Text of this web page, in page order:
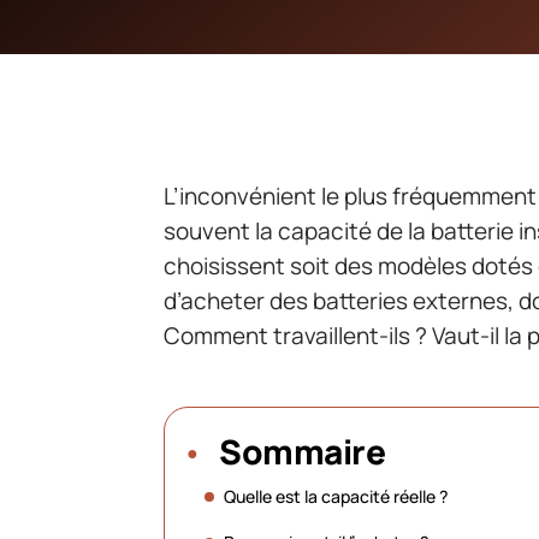
L’inconvénient le plus
souvent la capacité de la batterie
choisissent soit des modèles
d’acheter des batteries externes,
Comment travaillent-ils ? Vaut-il la
Sommaire
Quelle est la capacité réelle ?